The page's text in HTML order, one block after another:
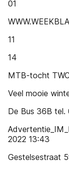
01
11
14
MTB-tocht
Veel mooie
De Bus 36B
2022 13:43
Gestelsestraat